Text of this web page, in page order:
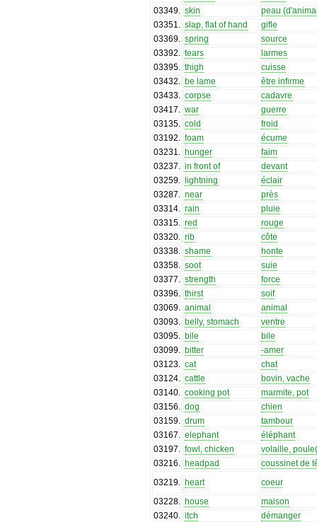
03349
skin
peau
03351
slap, flat of hand
gifle
03369
spring
source
03392
tears
larmes
03395
thigh
cuisse
03432
be lame
être infirme
03433
corpse
cadavre
03417
war
guerre
03135
cold
froid
03192
foam
écume
03231
hunger
faim
03237
in front of
devant
03259
lightning
éclair
03287
near
près
03314
rain
pluie
03315
red
rouge
03320
rib
côte
03338
shame
honte
03358
soot
suie
03377
strength
force
03396
thirst
soif
03069
animal
animal
03093
belly, stomach
ventre
03095
bile
bile
03099
bitter
-amer
03123
cat
chat
03124
cattle
bovin, vache
03140
cooking pot
marmite, pot
03156
dog
chien
03159
drum
tambour
03167
elephant
éléphant
03197
fowl, chicken
volaille,
03216
headpad
coussinet de
03219
heart
coeur
03228
house
maison
03240
itch
démanger